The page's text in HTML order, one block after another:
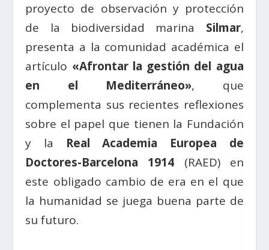
proyecto de observación y protección
de la biodiversidad marina Silmar,
presenta a la comunidad académica el
artículo «Afrontar la gestión del agua
en el Mediterráneo», que
complementa sus recientes reflexiones
sobre el papel que tienen la Fundación
y la Real Academia Europea de
Doctores-Barcelona 1914 (RAED) en
este obligado cambio de era en el que
la humanidad se juega buena parte de
su futuro.